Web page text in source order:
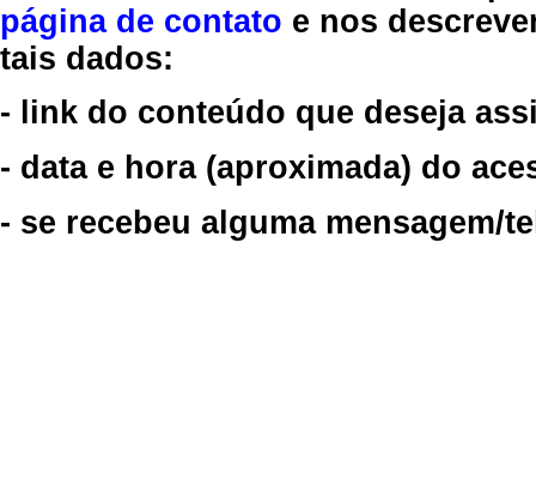
página de contato e nos
tais dados:
- link do conteúdo que deseja
- data e hora (aproximada) do
- se recebeu alguma mensagem/